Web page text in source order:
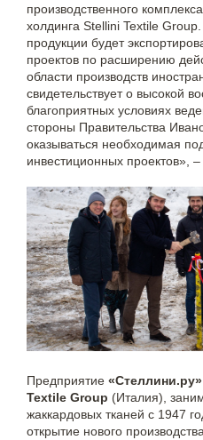
производственного
холдинга Stellini Textile
продукции будет
проектов по расширению
области производств
свидетельствует о высокой
благоприятных условиях
стороны Правительства
оказываться необходимая
инвестиционных проектов»,
Предприятие «Стеллини.ру»
Textile Group (Италия),
жаккардовых тканей с 1947
открытие нового